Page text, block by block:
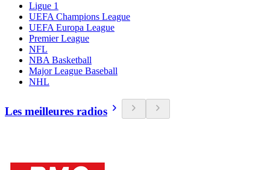
Ligue 1
UEFA Champions League
UEFA Europa League
Premier League
NFL
NBA Basketball
Major League Baseball
NHL
Les meilleures radios